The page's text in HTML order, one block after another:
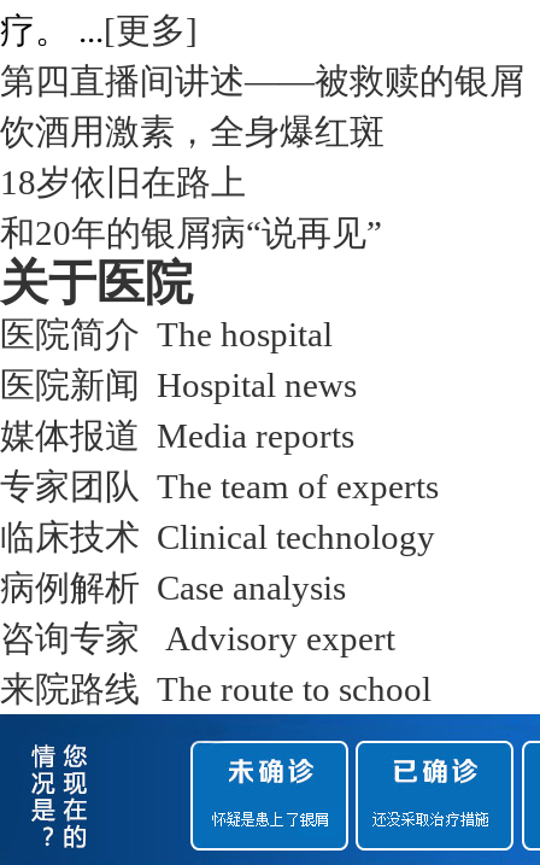
疗。 ...[更多]
第四直播间讲述——被救赎的银屑
饮酒用激素，全身爆红斑
18岁依旧在路上
和20年的银屑病“说再见”
关于医院
医院简介 The hospital
医院新闻 Hospital news
媒体报道 Media reports
专家团队 The team of experts
临床技术 Clinical technology
病例解析 Case analysis
咨询专家 Advisory expert
来院路线 The route to school